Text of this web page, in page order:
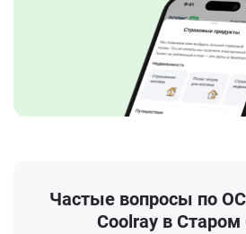
Частые вопросы по
Coolray в Старом